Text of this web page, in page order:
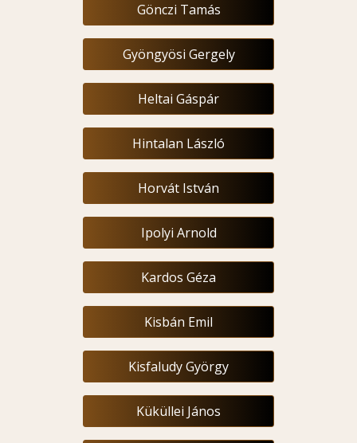
Gönczi Tamás
Gyöngyösi Gergely
Heltai Gáspár
Hintalan László
Horvát István
Ipolyi Arnold
Kardos Géza
Kisbán Emil
Kisfaludy György
Küküllei János